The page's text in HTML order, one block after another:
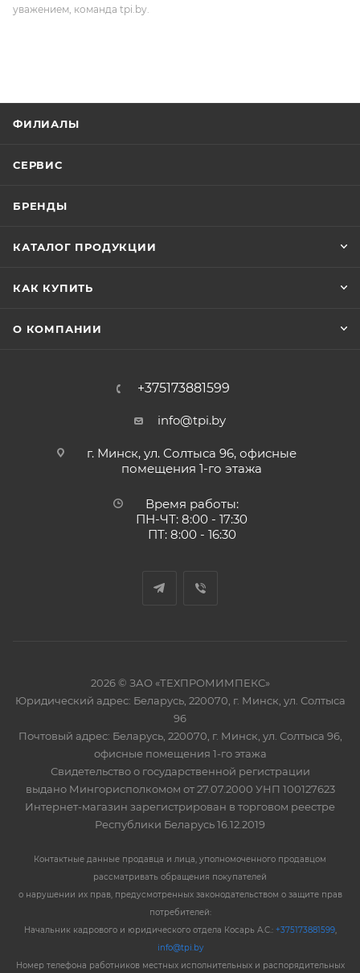
уважением, команда tpi.by.
ФИЛИАЛЫ
СЕРВИС
БРЕНДЫ
КАТАЛОГ ПРОДУКЦИИ
КАК КУПИТЬ
О КОМПАНИИ
+375173881599
info@tpi.by
г. Минск, ул. Солтыса 96, офисные
помещения 1-го этажа
Время работы:
ПН-ЧТ: 8:00 - 17:30
ПТ: 8:00 - 16:30
2026 © ЗАО «ТЕХПРОМИМПЕКС»
Юридический адрес: Беларусь, 220070, г. Минск, ул. Солтыса
96
Почтовый адрес: Беларусь, 220070, г. Минск, ул. Солтыса 96,
офисные помещения 1-го этажа
Свидетельство о государственной регистрации
выдано Мингорисполкомом от 27.07.2000 УНП 100127623
Интернет-магазин зарегистрирован в торговом реестре
Республики Беларусь 16.12.2019
Контактные данные продавца и лица, уполномоченного продавцом
рассматривать обращения покупателей
о нарушении их прав, предусмотренных законодательством о защите прав
потребителей:
Начальник кадрового и юридического отдела Косарь А.С.: +375173881599,
info@tpi.by
Номер телефона работников местных исполнительных и распорядительных